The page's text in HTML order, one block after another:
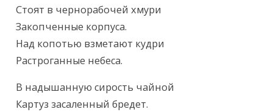
Текст произведения
Стоят в чернорабочей хмури
Закопченные корпуса.
Над копотью взметают кудри
Растроганные небеса.
В надышанную сирость чайной
Картуз засаленный бредет.